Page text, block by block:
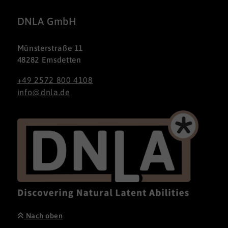
DNLA GmbH
Münsterstraße 11
48282 Emsdetten
+49 2572 800 4108
info@dnla.de
Nach oben